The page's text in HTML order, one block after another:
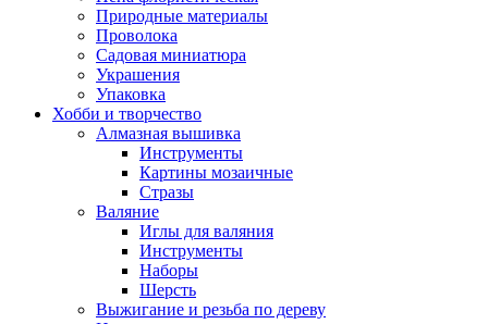
Природные материалы
Проволока
Садовая миниатюра
Украшения
Упаковка
Хобби и творчество
Алмазная вышивка
Инструменты
Картины мозаичные
Стразы
Валяние
Иглы для валяния
Инструменты
Наборы
Шерсть
Выжигание и резьба по дереву